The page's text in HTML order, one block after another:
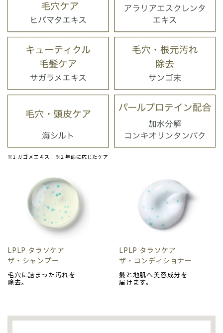
※1 ガゴメエキス ※2 年齢に応じたケア
LPLP タラソケア
ザ・シャンプー
毛穴に詰まった汚れを
除去。
LPLP タラソケア
ザ・コンディショナー
髪と地肌へ美容成分を
届けます。